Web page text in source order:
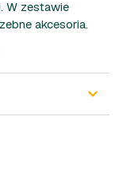
W zestawie
akcesoria.